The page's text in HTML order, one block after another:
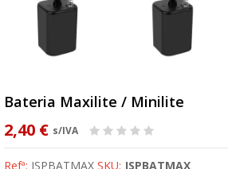
Bateria Maxilite / Minilite
2,40 € s/IVA
Refª: JSPBATMAX SKU: JSPBATMAX